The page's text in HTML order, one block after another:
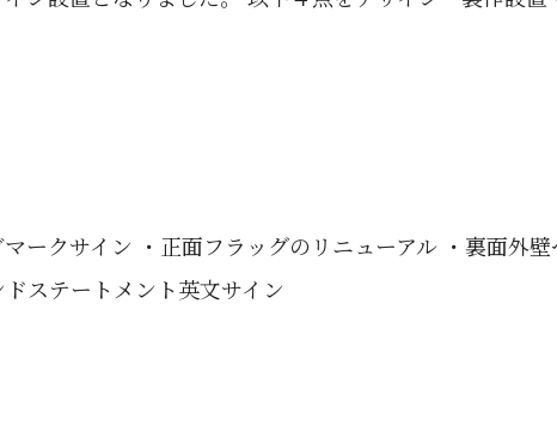
マークサイン ・正面フラッグのリニューアル ・裏面外
ステートメント英文サイン